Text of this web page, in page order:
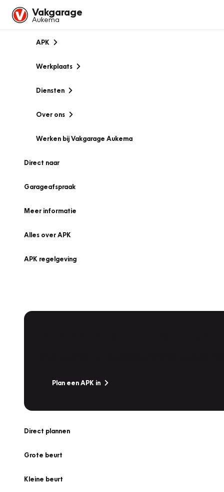
Vakgarage
Aukema
APK
Werkplaats
Diensten
Over ons
Werken bij Vakgarage Aukema
Direct naar
Garageafspraak
Meer informatie
Alles over APK
APK regelgeving
Plan een APK in
Direct plannen
Grote beurt
Kleine beurt